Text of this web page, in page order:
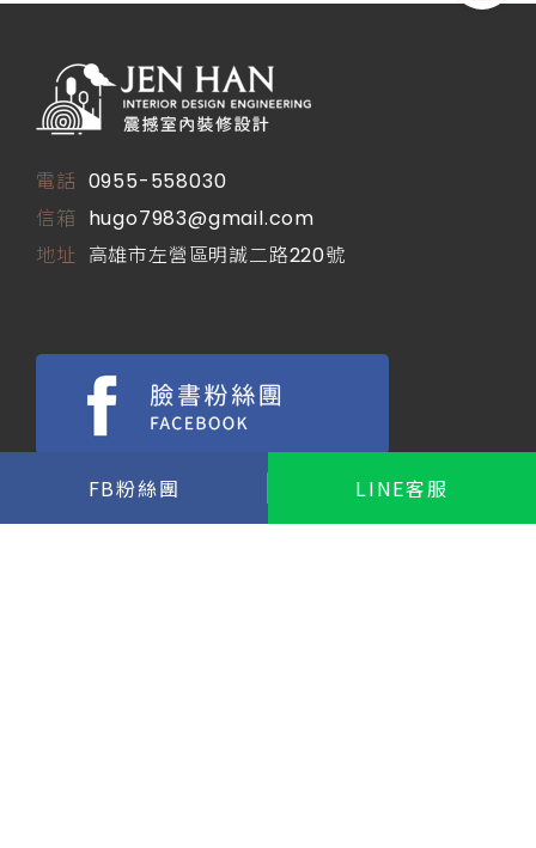
電話 0955-558030
信箱 hugo7983@gmail.com
地址 高雄市左營區明誠二路220號
FB粉絲團 LINE客服